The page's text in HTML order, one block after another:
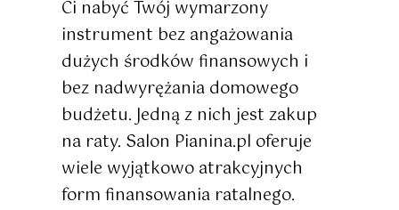
Ci nabyć Twój wymarzony
instrument bez angażowania
dużych środków finansowych i
bez nadwyrężania domowego
budżetu. Jedną z nich jest zakup
na raty. Salon Pianina.pl oferuje
wiele wyjątkowo atrakcyjnych
form finansowania ratalnego.